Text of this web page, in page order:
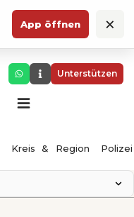
App öffnen ×
Unterstützen
Kreis & Region Polizei